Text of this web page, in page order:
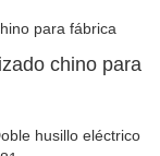
chino para